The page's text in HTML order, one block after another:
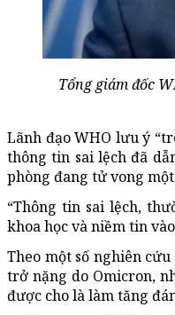
Tổng giám đốc
Lãnh đạo WHO lưu ý
thông tin sai lệch đã
phòng đang tử vong
“Thông tin sai lệch,
khoa học và niềm tin
Theo một số nghiên
trở nặng do Omicron,
được cho là làm tăng